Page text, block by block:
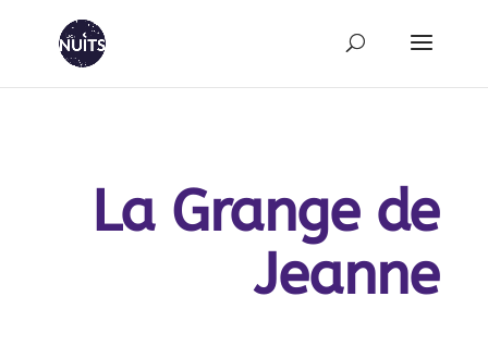
La Grange de
Jeanne